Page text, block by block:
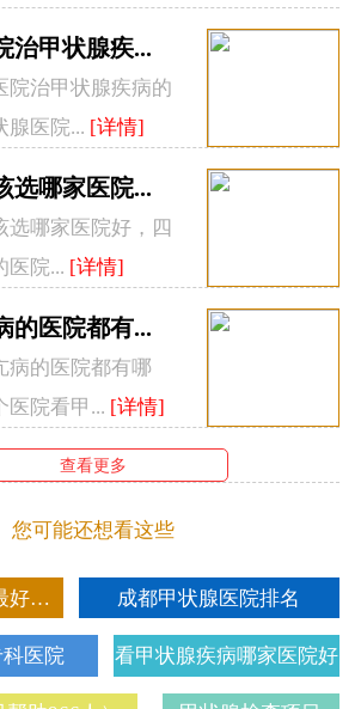
增多，甚至心力衰竭。
现为食欲不振、食欲不振、食
秘交替。
多数患者表现为冷漠、反应
医院，作为甲状腺专科治疗医
疗，竭诚为全国各地求医的病友提
上，配置专业的医学检查、治疗
疗与物理仪器治疗有效结合，为患
治甲状腺疾...
治甲状腺疾病的
腺医院... [详情]
选哪家医院...
哪家医院好，四
医院... [详情]
的医院都有...
的医院都有哪
医院看甲... [详情]
查看更多
您可能还想看这些
成都治疗甲状腺最好的医院 成都甲状腺医院排名
医院 看甲状腺疾病哪家医院好